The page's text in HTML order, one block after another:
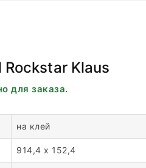
Klaus
для заказа.
на клей
914,4 x 152,4